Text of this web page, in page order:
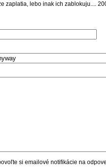
zaplatia, lebo inak ich zablokuju....
si emailové notifikácie na